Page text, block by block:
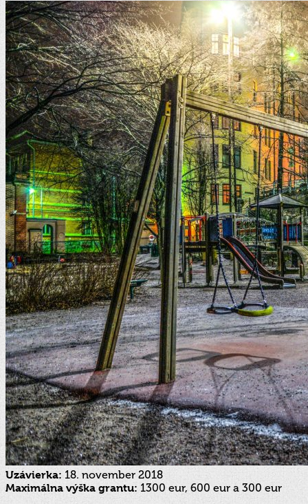
Uzávierka:18. november 2018
Maximálna výška grantu:1300 eur, 600 eur a 300 eur